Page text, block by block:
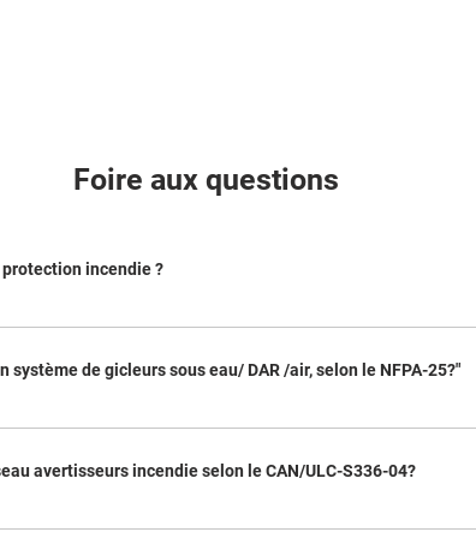
Foire aux questions
incendie ?
équipements incendie assure non seulement leur bon fonctionnement,
à préserver votre investissement et protégez-vous contre les frais de
système de gicleurs sous eau/ DAR /air, selon le NFPA-25?"
(lecture des manomètres raccords pompiers, plaque hydraulique, etc.)
système / réception de l’alarme Essai des commutateurs d’alarme
avertisseurs incendie selon le CAN/ULC-S336-04?
et de toutes les composantes reliés à votre panneau incendie